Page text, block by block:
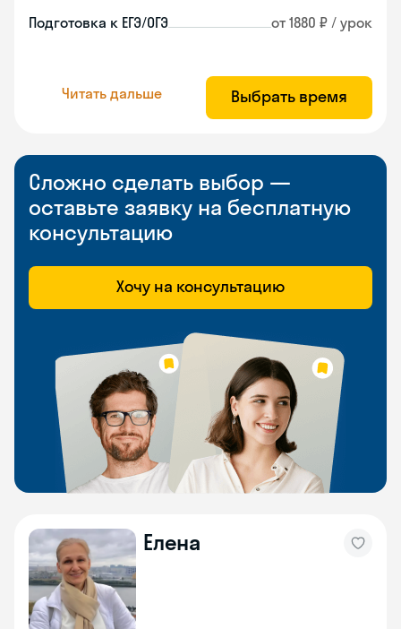
Подготовка к ЕГЭ/ОГЭ от 1880 ₽ / урок
Читать дальше Выбрать время
Сложно сделать выбор —
оставьте заявку на бесплатную
консультацию
Хочу на консультацию
Елена